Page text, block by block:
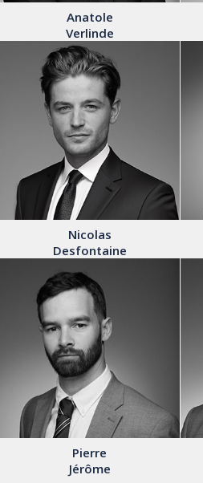
Anatole
Verlinde
Nicolas
Desfontaine
Pierre
Jérôme